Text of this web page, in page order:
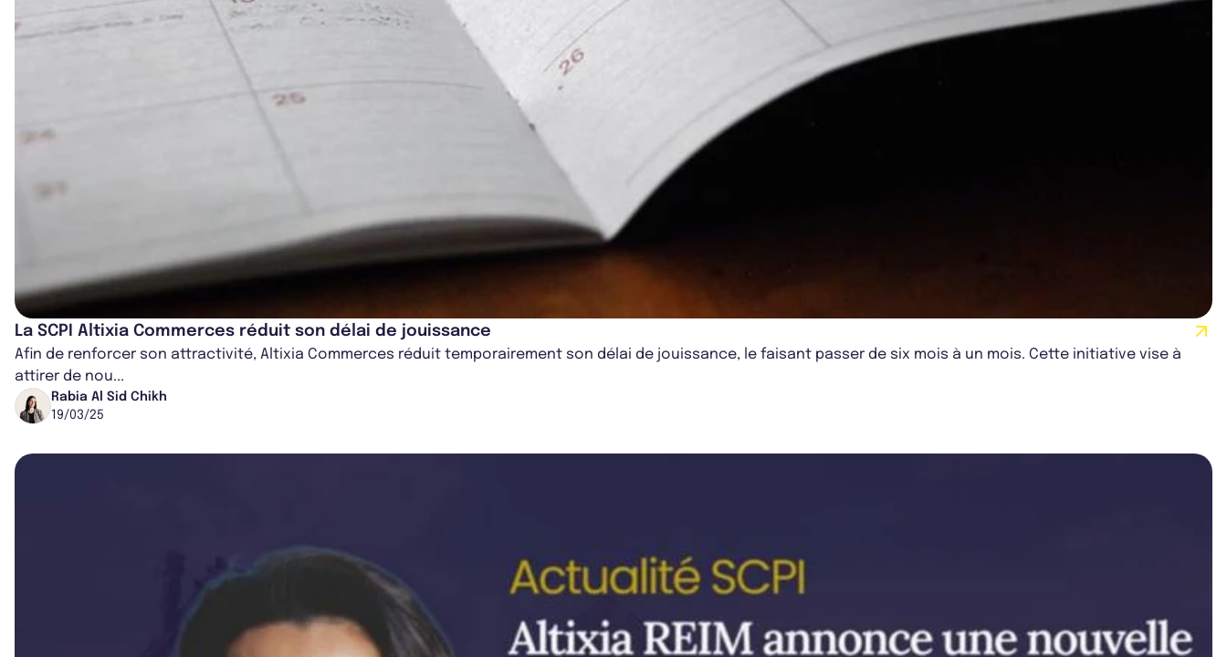
La SCPI Altixia Commerces réduit son délai de jouissance
Afin de renforcer son attractivité, Altixia Commerces réduit temporairement son délai de jouissance, le faisant passer de six mois à un mois. Cette initiative vise à
attirer de nou...
Rabia Al Sid Chikh
19/03/25